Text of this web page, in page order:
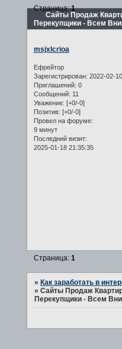
Сайты Продаж
Перекупщики - Всем
Страница:1
msjxlcrioa
Ефрейтор
Зарегистрирован: 2022-02-10
Приглашений: 0
Сообщений: 11
Уважение: [+0/-0]
Позитив: [+0/-0]
Провел на форуме:
9 минут
Последний визит:
2025-01-18 21:35:35
Страница: 1
» Как заработать в
» Сайты Продаж
Перекупщики - Всем